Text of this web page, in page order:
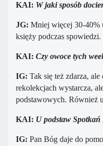
KAI: W jaki sposób
JG: Mniej więcej 30-40%
księży podczas
KAI: Czy owoce tych
IG: Tak się też zdarza,
rekolekcjach wystarcza,
podstawowych. Również
KAI: U podstaw Spotkań
IG: Pan Bóg daje do